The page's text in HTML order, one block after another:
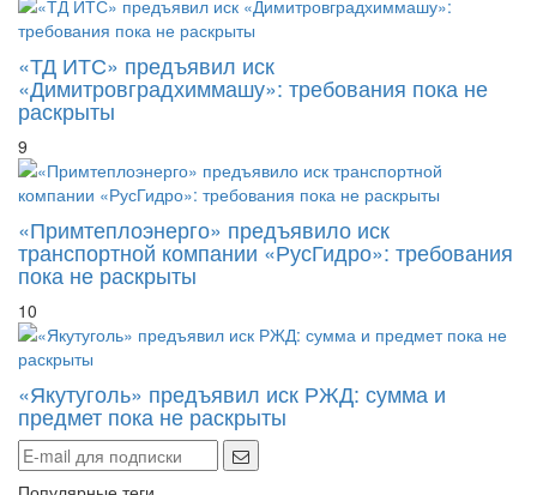
«ТД ИТС» предъявил иск
«Димитровградхиммашу»: требования пока не
раскрыты
9
«Примтеплоэнерго» предъявило иск
транспортной компании «РусГидро»: требования
пока не раскрыты
10
«Якутуголь» предъявил иск РЖД: сумма и
предмет пока не раскрыты
Популярные теги
Politics Opition Healt Travel Sports